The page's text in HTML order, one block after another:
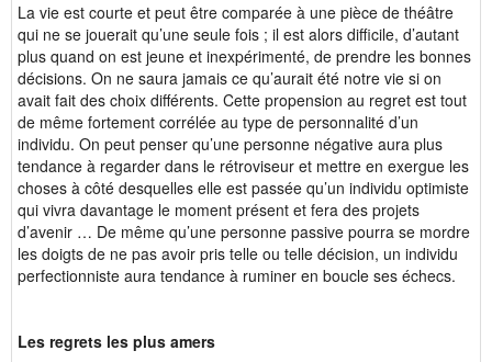
La vie est courte et peut être comparée à une pièce de théâtre
qui ne se jouerait qu’une seule fois ; il est alors difficile, d’autant
plus quand on est jeune et inexpérimenté, de prendre les bonnes
décisions. On ne saura jamais ce qu’aurait été notre vie si on
avait fait des choix différents. Cette propension au regret est tout
de même fortement corrélée au type de personnalité d’un
individu. On peut penser qu’une personne négative aura plus
tendance à regarder dans le rétroviseur et mettre en exergue les
choses à côté desquelles elle est passée qu’un individu optimiste
qui vivra davantage le moment présent et fera des projets
d’avenir … De même qu’une personne passive pourra se mordre
les doigts de ne pas avoir pris telle ou telle décision, un individu
perfectionniste aura tendance à ruminer en boucle ses échecs.
Les regrets les plus amers